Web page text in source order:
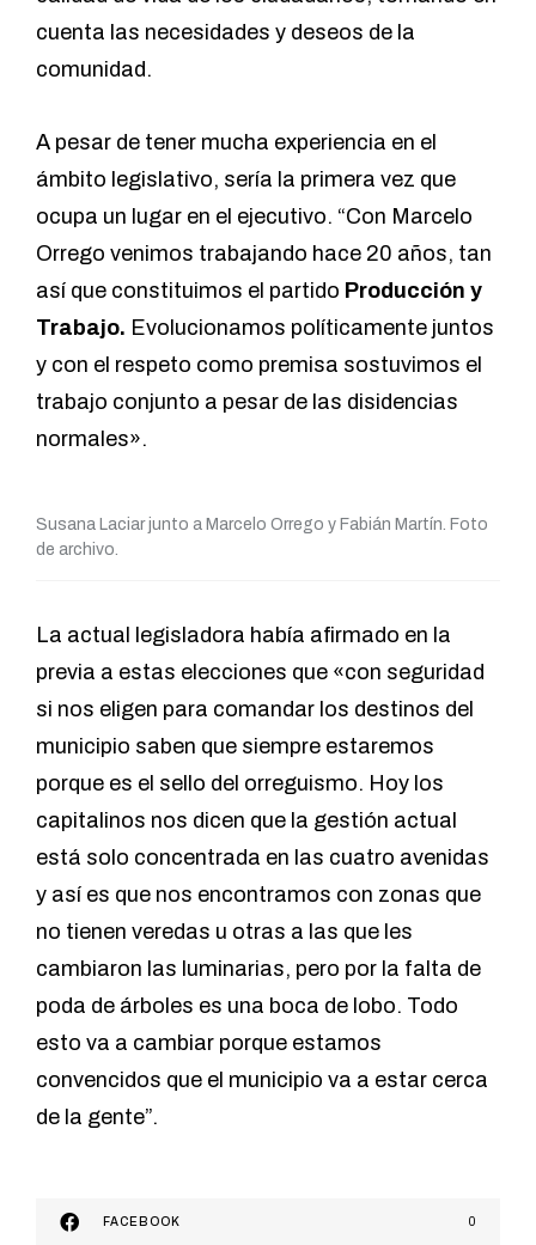
cuenta las necesidades y deseos de la
comunidad.
A pesar de tener mucha experiencia en el
ámbito legislativo, sería la primera vez que
ocupa un lugar en el ejecutivo. “Con Marcelo
Orrego venimos trabajando hace 20 años, tan
así que constituimos el partido Producción y
Trabajo. Evolucionamos políticamente juntos
y con el respeto como premisa sostuvimos el
trabajo conjunto a pesar de las disidencias
normales».
Susana Laciar junto a Marcelo Orrego y Fabián Martín. Foto
de archivo.
La actual legisladora había afirmado en la
previa a estas elecciones que «con seguridad
si nos eligen para comandar los destinos del
municipio saben que siempre estaremos
porque es el sello del orreguismo. Hoy los
capitalinos nos dicen que la gestión actual
está solo concentrada en las cuatro avenidas
y así es que nos encontramos con zonas que
no tienen veredas u otras a las que les
cambiaron las luminarias, pero por la falta de
poda de árboles es una boca de lobo. Todo
esto va a cambiar porque estamos
convencidos que el municipio va a estar cerca
de la gente”.
FACEBOOK 0